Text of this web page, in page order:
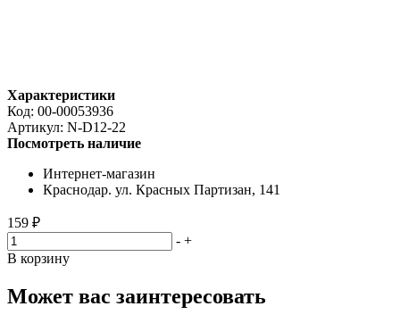
Характеристики
Код: 00-00053936
Артикул: N-D12-22
Посмотреть наличие
Интернет-магазин
Краснодар. ул. Красных Партизан, 141
159 ₽
- +
В корзину
Может вас заинтересовать